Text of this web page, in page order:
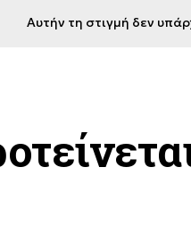
Αυτήν τη στιγμή δεν